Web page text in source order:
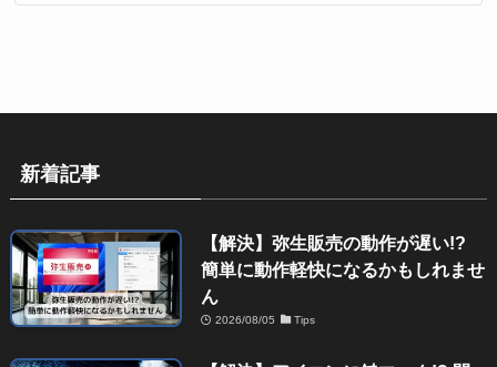
新着記事
【解決】弥生販売の動作が遅い!?
簡単に動作軽快になるかもしれませ
ん
2026/08/05 Tips